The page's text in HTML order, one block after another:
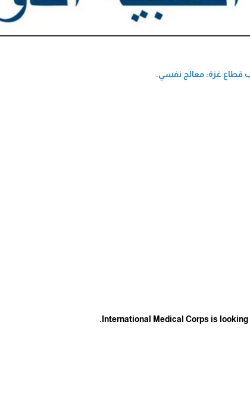
قطاع غزة: معالج نفسي.
International Medical Corps is